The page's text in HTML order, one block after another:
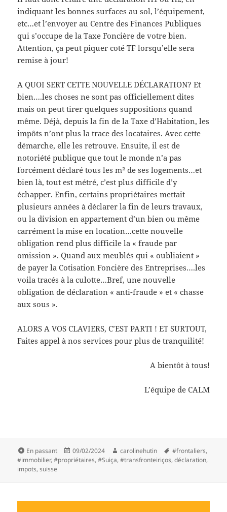
indiquant les bonnes surfaces au sol, l’équipement,
etc…et l’envoyer au Centre des Finances Publiques
qui s’occupe de la Taxe Foncière de votre bien.
Attention, ça peut piquer coté TF lorsqu’elle sera
remise à jour!
A QUOI SERT CETTE NOUVELLE DÉCLARATION? Et
bien….les choses ne sont pas officiellement dites
mais on peut tirer quelques suppositions quand
même. Déjà, depuis la fin de la Taxe d’Habitation, les
impôts n’ont plus la trace des locataires. Avec cette
démarche, elle les retrouve. Ensuite, il est de
notoriété publique que tout le monde n’a pas
forcément déclaré tous les m² de ses logements…et
bien là, tout est métré, c’est plus difficile d’y
échapper. Enfin, certains propriétaires mettait
plusieurs années à déclarer la fin de leurs travaux,
ou la division en appartement d’un bien ou même
carrément la mise en location…cette nouvelle
obligation rend plus difficile la « fraude par
omission ». Quand aux meublés qui « oubliaient »
de payer la Cotisation Foncière des Entreprises….les
voila tracés à la culotte…Bref, une nouvelle
obligation de déclaration « anti-fraude » et « chasse
aux sous ».
ALORS A VOS CLAVIERS, C’EST PARTI ! ET SURTOUT,
Faites appel à nos services pour plus de tranquilité!
A bientôt à tous!
L’équipe de CALM
Format
En passant
Publié
le
09/02/2024 Auteur
carolinehutin
Mots-
clés
#frontaliers,
#immobilier,#propriétaires,#Suiça,#transfronteiriços,déclaration,
impots,suisse